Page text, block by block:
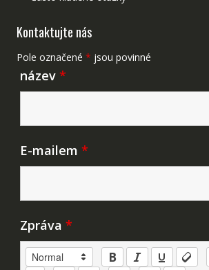
Kontaktujte nás
Pole označené * jsou povinné
název *
E-mailem *
Zpráva *